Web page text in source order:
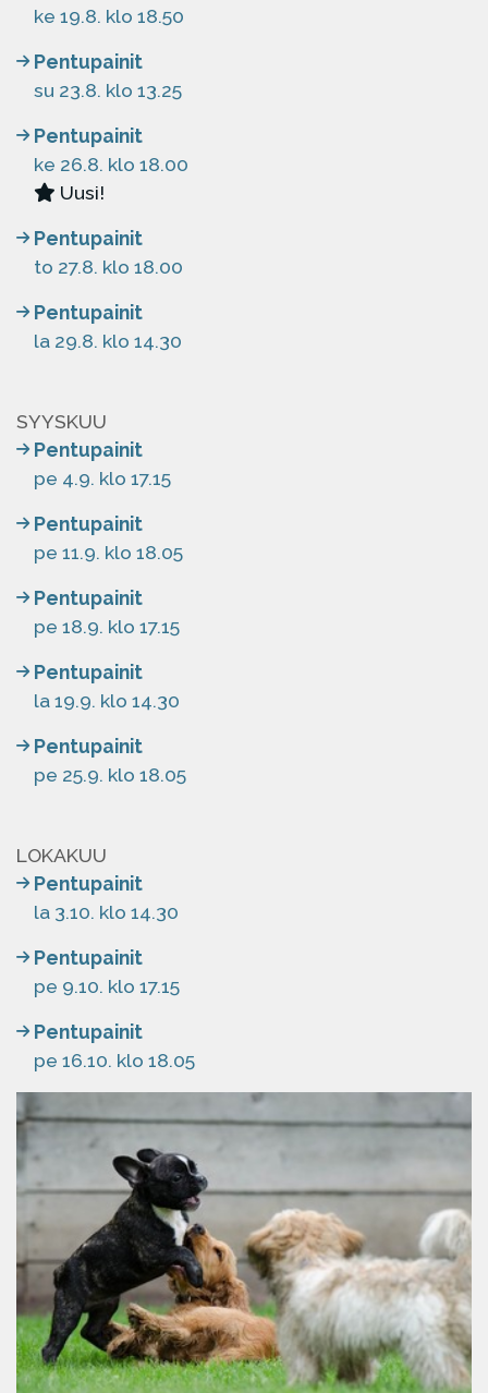
ke 19.8. klo 18.50
Pentupainit
su 23.8. klo 13.25
Pentupainit
ke 26.8. klo 18.00
Uusi!
Pentupainit
to 27.8. klo 18.00
Pentupainit
la 29.8. klo 14.30
SYYSKUU
Pentupainit
pe 4.9. klo 17.15
Pentupainit
pe 11.9. klo 18.05
Pentupainit
pe 18.9. klo 17.15
Pentupainit
la 19.9. klo 14.30
Pentupainit
pe 25.9. klo 18.05
LOKAKUU
Pentupainit
la 3.10. klo 14.30
Pentupainit
pe 9.10. klo 17.15
Pentupainit
pe 16.10. klo 18.05